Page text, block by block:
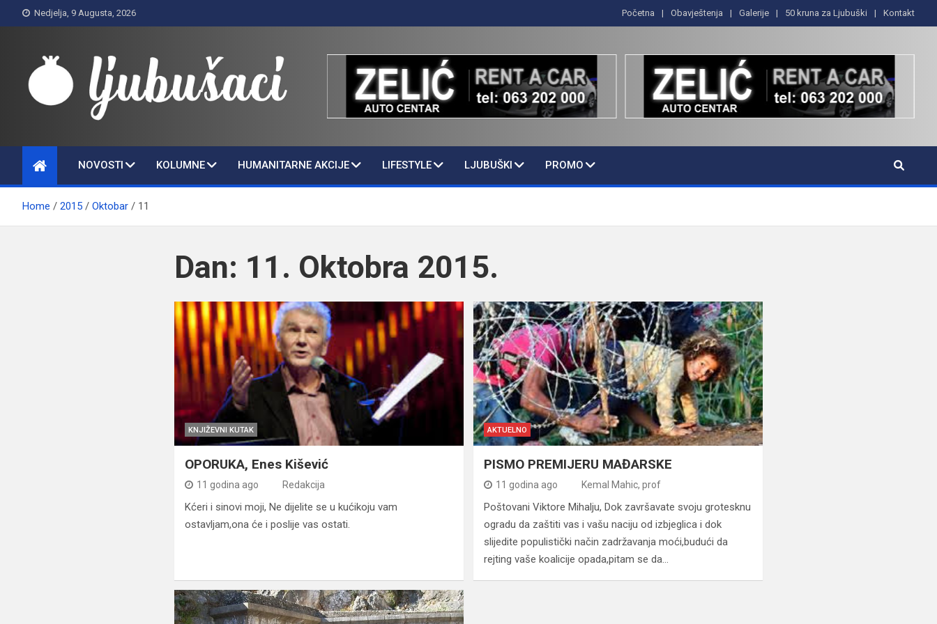
to
Nedjelja, 9 Augusta, 2026 Početna Obavještenja Galerije 50 kruna za Ljubuški Kontakt
Ljubušaci
NOVOSTI KOLUMNE HUMANITARNE AKCIJE LIFESTYLE LJUBUŠKI PROMO
Home 2015 Oktobar 11
Dan: 11. Oktobra 2015.
KNJIŽEVNI KUTAK
OPORUKA, Enes Kišević
11 godina ago Redakcija
Kćeri i sinovi moji, Ne dijelite se u kućikoju vam
ostavljam,ona će i poslije vas ostati.
AKTUELNO
PISMO PREMIJERU MAĐARSKE
11 godina ago Kemal Mahic, prof
Poštovani Viktore Mihalju, Dok završavate svoju grotesknu
ogradu da zaštiti vas i vašu naciju od izbjeglica i dok
slijedite populistički način zadržavanja moći,budući da
rejting vaše koalicije opada,pitam se da…